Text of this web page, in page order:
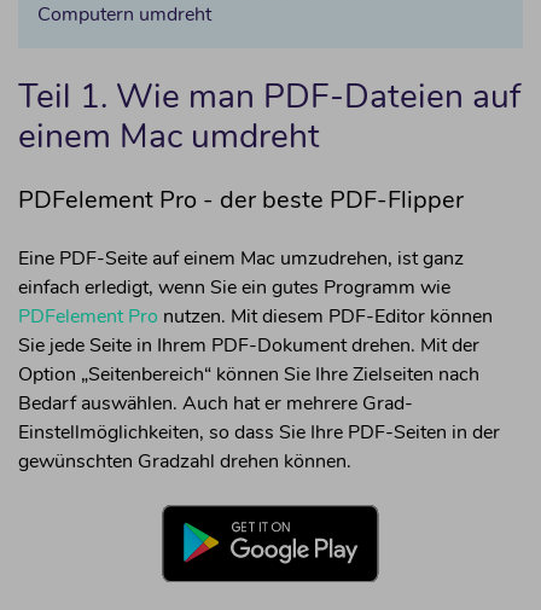
Werkzeuge
• PDF-Formular-Ersteller
• PDF-Drucker
Computern umdreht
Teil 1. Wie man PDF-Dateien auf
einem Mac umdreht
PDFelement Pro - der beste PDF-Flipper
Eine PDF-Seite auf einem Mac umzudrehen, ist ganz
einfach erledigt, wenn Sie ein gutes Programm wie
PDFelement Pro nutzen. Mit diesem PDF-Editor können
Sie jede Seite in Ihrem PDF-Dokument drehen. Mit der
Option „Seitenbereich“ können Sie Ihre Zielseiten nach
Bedarf auswählen. Auch hat er mehrere Grad-
Einstellmöglichkeiten, so dass Sie Ihre PDF-Seiten in der
gewünschten Gradzahl drehen können.